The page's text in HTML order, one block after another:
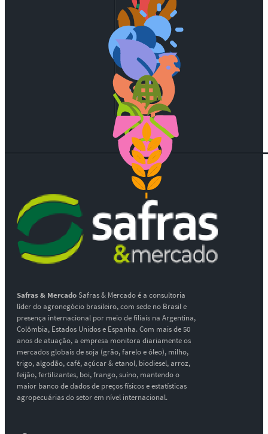
Safras & MercadoSafras & Mercado é a consultoria
líder do agronegócio brasileiro, com sede no Brasil e
presença internacional por meio de filiais na Argentina,
Colômbia, Estados Unidos e Espanha. Com mais de 50
anos de atuação, a empresa monitora diariamente os
mercados globais de soja (grão, farelo e óleo), milho,
trigo, algodão, café, açúcar & etanol, biodiesel, arroz,
feijão, fertilizantes, boi, frango, suíno, mantendo o
maior banco de dados de preços físicos e estatísticas
agropecuárias do setor em nível internacional.